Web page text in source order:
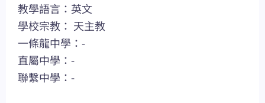
教學語言：英文
學校宗教： 天主教
一條龍中學：-
直屬中學：-
聯繫中學：-